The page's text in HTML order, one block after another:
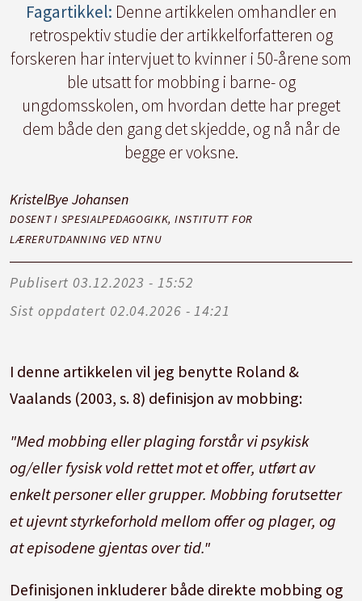
Fagartikkel: Denne artikkelen omhandler en
retrospektiv studie der artikkelforfatteren og
forskeren har intervjuet to kvinner i 50-årene som
ble utsatt for mobbing i barne- og
ungdomsskolen, om hvordan dette har preget
dem både den gang det skjedde, og nå når de
begge er voksne.
KristelBye Johansen
DOSENT I SPESIALPEDAGOGIKK, INSTITUTT FOR
LÆRERUTDANNING VED NTNU
Publisert
03.12.2023 - 15:52
Sist oppdatert
02.04.2026 - 14:21
I denne artikkelen vil jeg benytte Roland &
Vaalands (2003, s. 8) definisjon av mobbing:
"Med mobbing eller plaging forstår vi psykisk
og/eller fysisk vold rettet mot et offer, utført av
enkelt personer eller grupper. Mobbing forutsetter
et ujevnt styrkeforhold mellom offer og plager, og
at episodene gjentas over tid."
Definisjonen inkluderer både direkte mobbing og